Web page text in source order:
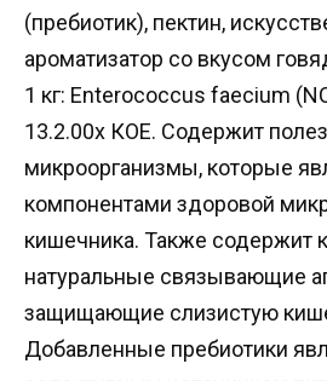
(пребиотик), пектин,
ароматизатор со вкусом
1 кг: Enterococcus faecium
13.2.00х КОЕ. Содержит
микроорганизмы, которые
компонентами здоровой
кишечника. Также содержит
натуральные связывающие
защищающие слизистую
Добавленные пребиотики